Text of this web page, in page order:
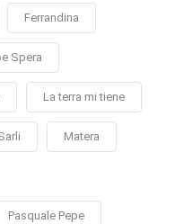
Ferrandina
Spera
La terra mi tiene
Matera
Pasquale Pepe